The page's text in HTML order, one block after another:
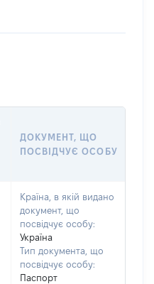
ДОКУМЕНТ, ЩО
ПОСВІДЧУЄ ОСОБУ
Країна, в якій видано
документ, що
посвідчує особу:
Україна
Тип документа, що
посвідчує особу:
Паспорт